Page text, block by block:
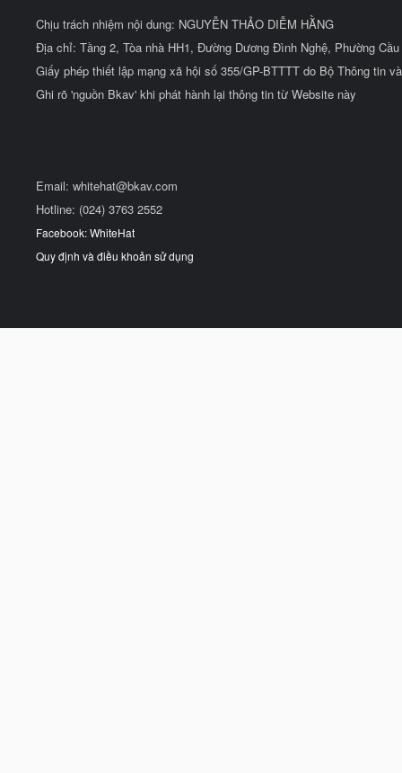
Chịu trách nhiệm nội dung: NGUYỄN THẢO DIỄM HẰNG
Địa chỉ: Tầng 2, Tòa nhà HH1, Đường Dương Đình Nghệ, Phường
Giấy phép thiết lập mạng xã hội số 355/GP-BTTTT do Bộ Thông tin
Ghi rõ 'nguồn Bkav' khi phát hành lại thông tin từ Website này
Email: whitehat@bkav.com
Hotline: (024) 3763 2552
Facebook: WhiteHat
Quy định và điều khoản sử dụng